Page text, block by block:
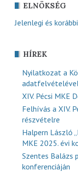
ELNÖKSÉG
Jelenlegi és
HÍREK
Nyilatkozat a
XIV. Pécsi MKE
Felhívás a XIV.
részvételre
Halpern László
MKE 2025. évi
Szentes Balázs
konferenciáján